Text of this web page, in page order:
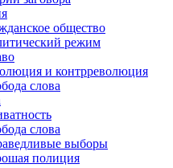
общество
режим
и контрреволюция
слова
слова
выборы
полиция